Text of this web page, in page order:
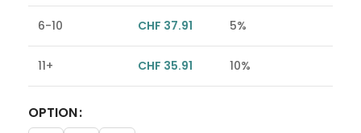
6-10 CHF 37.91 5%
11+ CHF 35.91 10%
OPTION
Alternative: